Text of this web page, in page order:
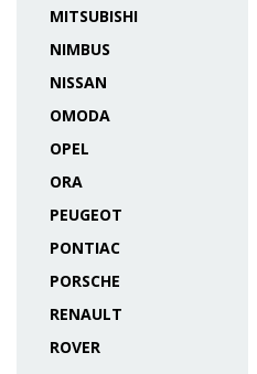
MITSUBISHI
NIMBUS
NISSAN
OMODA
OPEL
ORA
PEUGEOT
PONTIAC
PORSCHE
RENAULT
ROVER